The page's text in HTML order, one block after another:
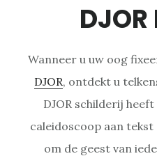
Wanneer u uw oog
DJOR, ontdekt u
DJOR schilderij
caleidoscoop aan tekst
om de geest van